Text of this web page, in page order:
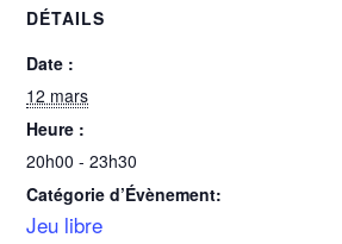
DÉTAILS
Date :
12 mars
Heure :
20h00 - 23h30
Catégorie d’Évènement:
Jeu libre